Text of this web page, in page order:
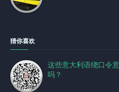
猜你喜欢
这些意大利语绕口令
吗？